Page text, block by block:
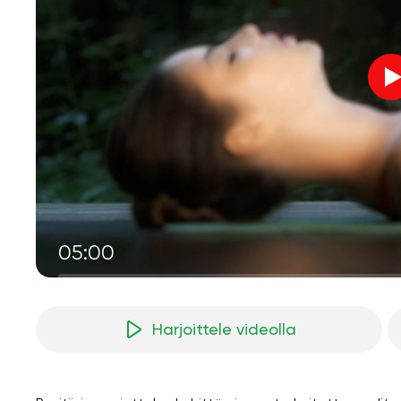
05:00
Harjoittele videolla